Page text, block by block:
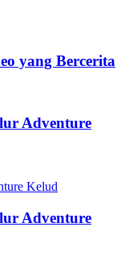
yang Bercerita
Adventure
Adventure